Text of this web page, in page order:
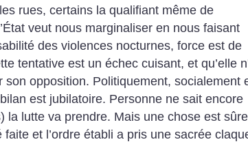
rues, certains la qualifiant même de
veut nous marginaliser en nous faisant
des violences nocturnes, force est de
tentative est un échec cuisant, et qu’elle
son opposition. Politiquement, socialement
est jubilatoire. Personne ne sait encore
la lutte va prendre. Mais une chose est
faite et l’ordre établi a pris une sacrée